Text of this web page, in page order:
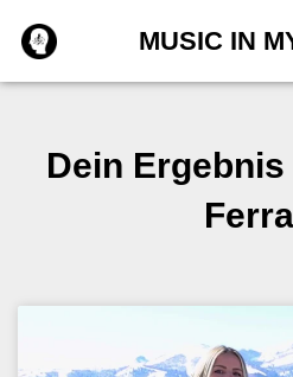
Inhalt
springen
MUSIC IN
Dein